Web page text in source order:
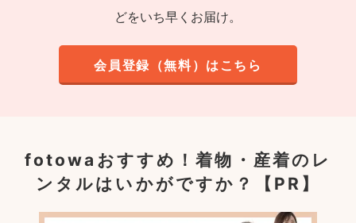
どをいち早くお届け。
会員登録（無料）はこちら
fotowaおすすめ！着物・産着のレ
ンタルはいかがですか？【PR】